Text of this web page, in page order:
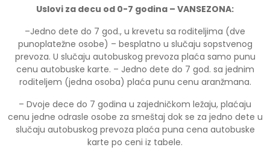
Uslovi za decu od 0-7 godina – VANSEZONA:
–Jedno dete do 7 god., u krevetu sa roditeljima (dve
punoplatežne osobe) – besplatno u slučaju sopstvenog
prevoza. U slučaju autobuskog prevoza plaća samo punu
cenu autobuske karte. – Jedno dete do 7 god. sa jednim
roditeljem (jedna osoba) plaća punu cenu aranžmana.
– Dvoje dece do 7 godina u zajedničkom ležaju, plaćaju
cenu jedne odrasle osobe za smeštaj dok se za jedno dete u
slučaju autobuskog prevoza plaća puna cena autobuske
karte po ceni iz tabele.